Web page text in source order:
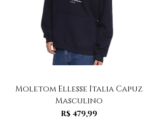
Moletom Ellesse Italia Capuz
Masculino
Preço
R$ 479,99